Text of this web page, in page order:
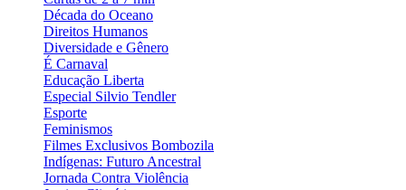
Década do Oceano
Direitos Humanos
Diversidade e Gênero
É Carnaval
Educação Liberta
Especial Silvio Tendler
Esporte
Feminismos
Filmes Exclusivos Bombozila
Indígenas: Futuro Ancestral
Jornada Contra Violência